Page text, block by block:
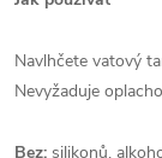
Navlhčete vatový
Nevyžaduje
Bez: silikonů,